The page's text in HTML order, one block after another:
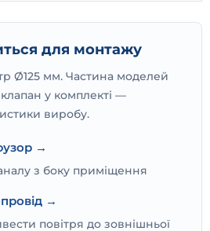
для монтажу
Ø125 мм. Частина моделей
у комплекті —
виробу.
→
з боку приміщення
→
повітря до зовнішньої